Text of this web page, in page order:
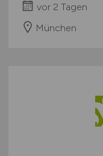
vor 2 Tagen
München